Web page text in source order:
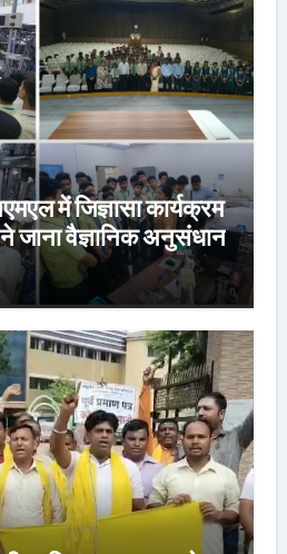
में जिज्ञासा कार्यक्रम
ने जाना वैज्ञानिक अनुसंधान